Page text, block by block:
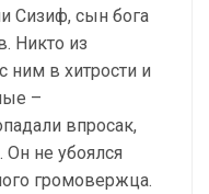
Сизиф, сын бога
Никто из
ним в хитрости и
–
впросак,
не убоялся
громовержца.